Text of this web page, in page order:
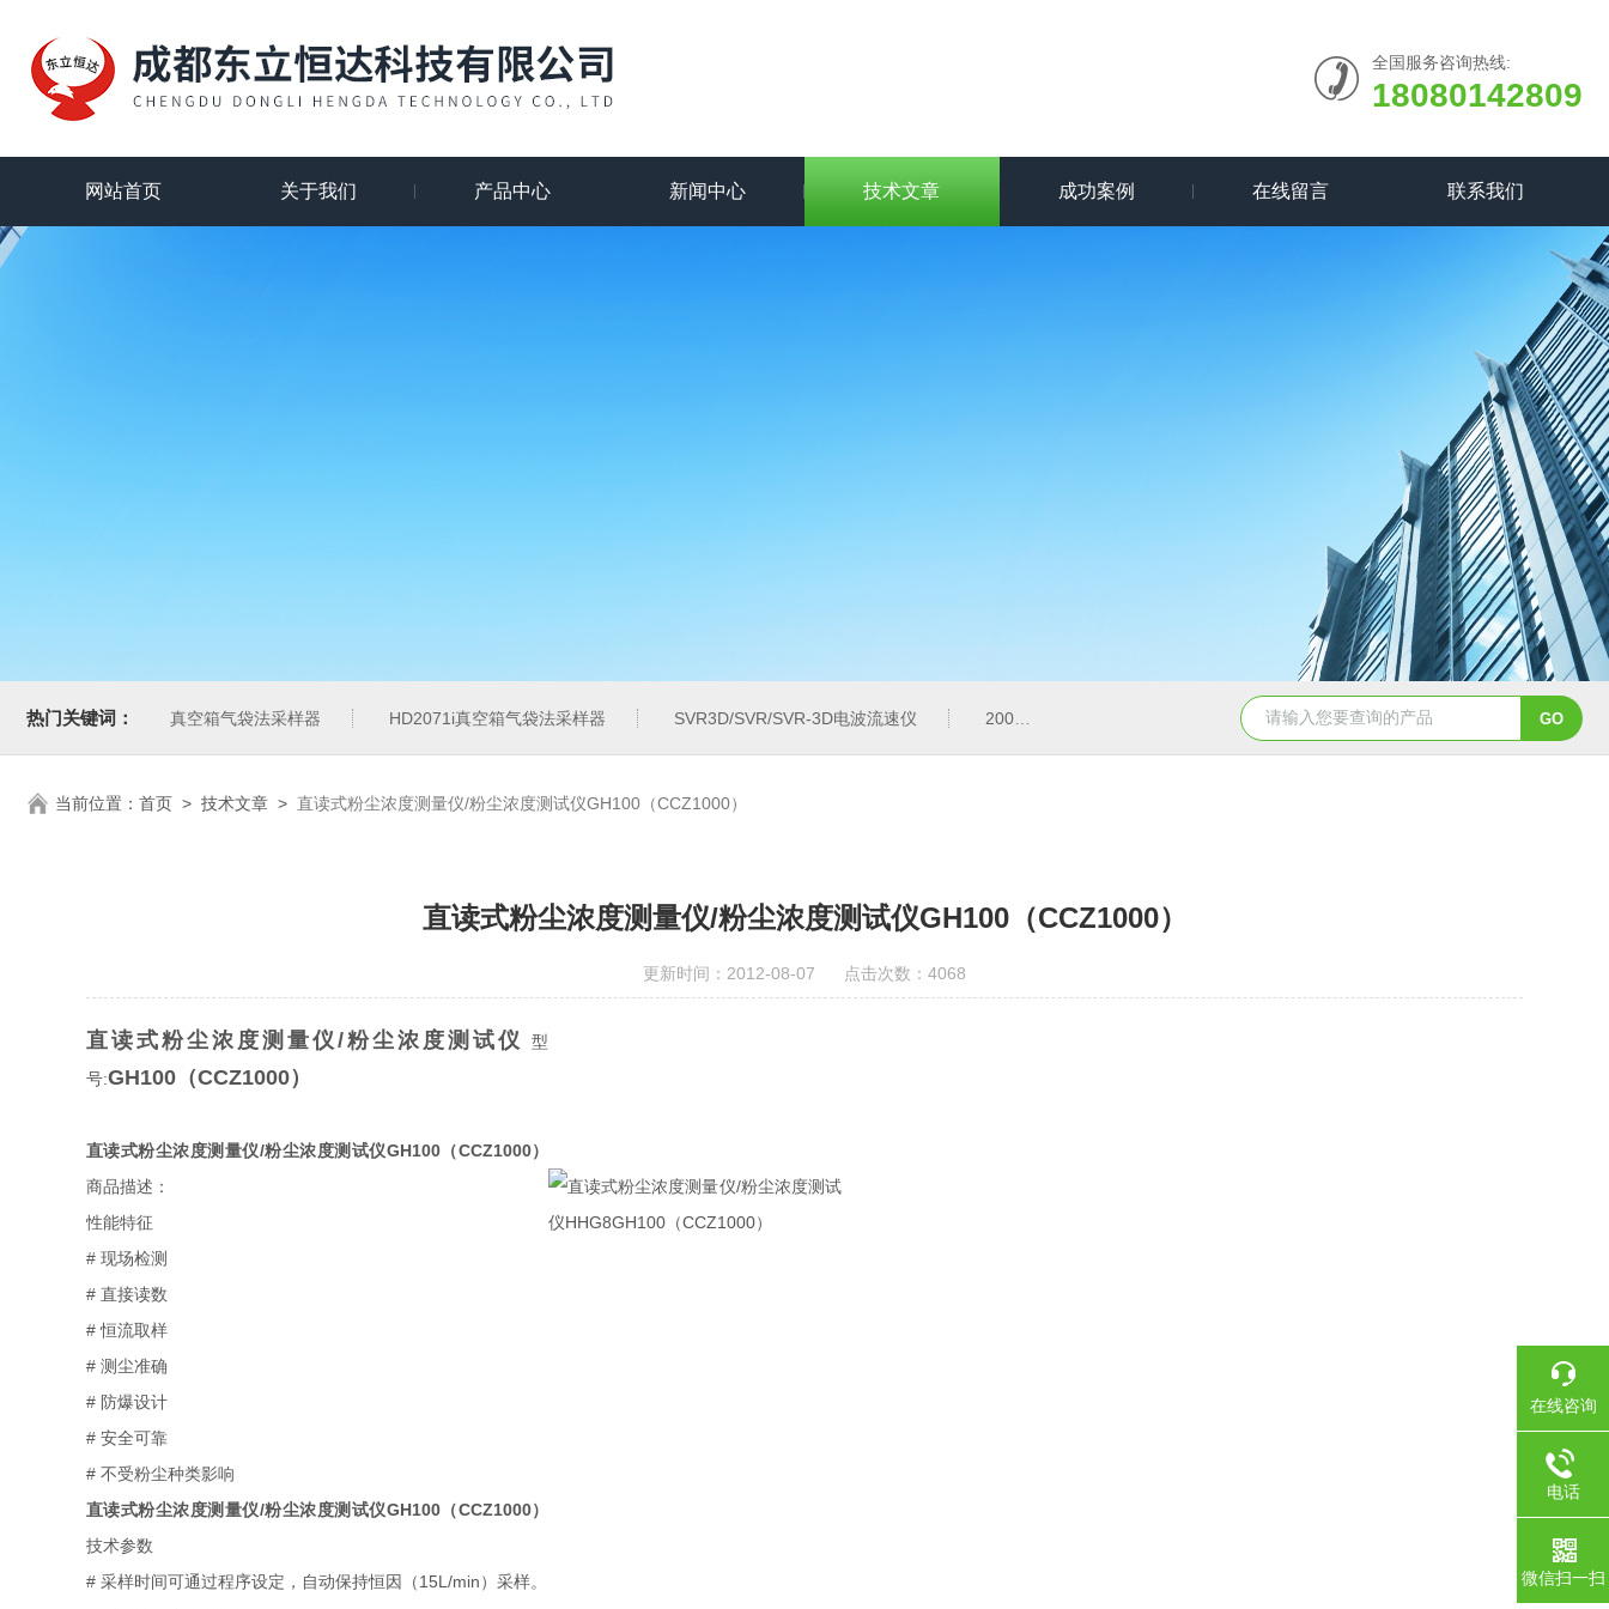
全国服务咨询热线:
18080142809
网站首页 关于我们 产品中心 新闻中心 技术文章 成功案例 在线留言 联系我们
热门关键词： 真空箱气袋法采样器 HD2071i真空箱气袋法采样器 SVR3D/SVR/SVR-3D电波流速仪 200M便携式水质重金属快速检测仪 CL650余氯测定仪 DHX-A便
当前位置： 首页 > 技术文章 > 直读式粉尘浓度测量仪/粉尘浓度测试仪GH100（CCZ1000）
直读式粉尘浓度测量仪/粉尘浓度测试仪GH100（CCZ1000）
更新时间：2012-08-07 点击次数：4068
直读式粉尘浓度测量仪/粉尘浓度测试仪
型
号:GH100（CCZ1000）
直读式粉尘浓度测量仪/粉尘浓度测试仪GH100（CCZ1000）
商品描述：
性能特征
# 现场检测
# 直接读数
# 恒流取样
# 测尘准确
# 防爆设计
# 安全可靠
# 不受粉尘种类影响
直读式粉尘浓度测量仪/粉尘浓度测试仪GH100（CCZ1000）
技术参数
# 采样时间可通过程序设定，自动保持恒因（15L/min）采样。
在线咨询
电话
微信扫一扫